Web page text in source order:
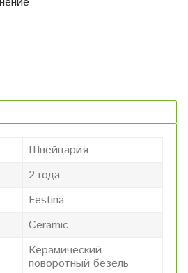
Швейцария
2 года
Festina
Ceramic
Керамический
поворотный безель